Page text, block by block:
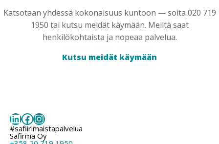
Katsotaan yhdessä kokonaisuus kuntoon — soita 020 719
1950 tai kutsu meidät käymään. Meiltä saat
henkilökohtaista ja nopeaa palvelua.
Kutsu meidät käymään
LinkedIn
Facebook
Instagram
#safiirimaistapalvelua
Safirma Oy